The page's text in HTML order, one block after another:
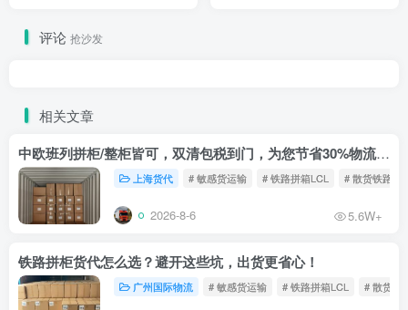
评论 抢沙发
相关文章
中欧班列拼柜/整柜皆可，双清包税到门，为您节省30%物流成本！
上海货代 # 敏感货运输 # 铁路拼箱LCL # 散货铁路
2026-8-6 5.6W+
铁路拼柜货代怎么选？避开这些坑，出货更省心！
广州国际物流 # 敏感货运输 # 铁路拼箱LCL # 散货铁